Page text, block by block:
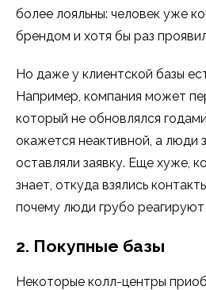
более лояльны: человек уже
брендом и хотя бы раз
Но даже у клиентской базы
Например, компания может
который не обновлялся
окажется неактивной, а люди
оставляли заявку. Еще хуже,
знает, откуда взялись
почему люди грубо реагируют
2. Покупные базы
Некоторые колл-центры